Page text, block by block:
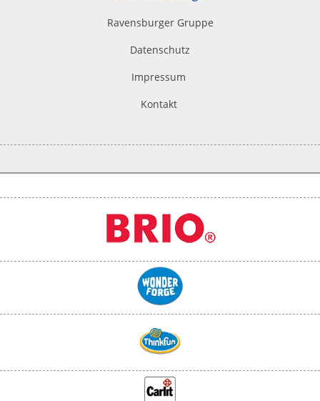
Ravensburger Gruppe
Datenschutz
Impressum
Kontakt